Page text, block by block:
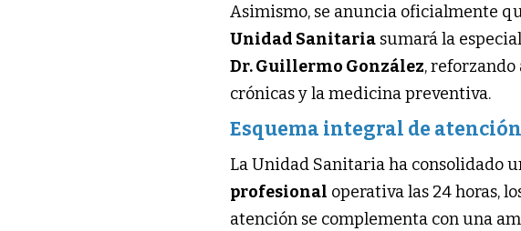
Asimismo, se anuncia oficialmente
Unidad Sanitaria sumará la
Dr. Guillermo González,
crónicas y la medicina preventiva.
Esquema integral de
La Unidad Sanitaria ha consolidado
profesional operativa las 24 horas,
atención se complementa con una